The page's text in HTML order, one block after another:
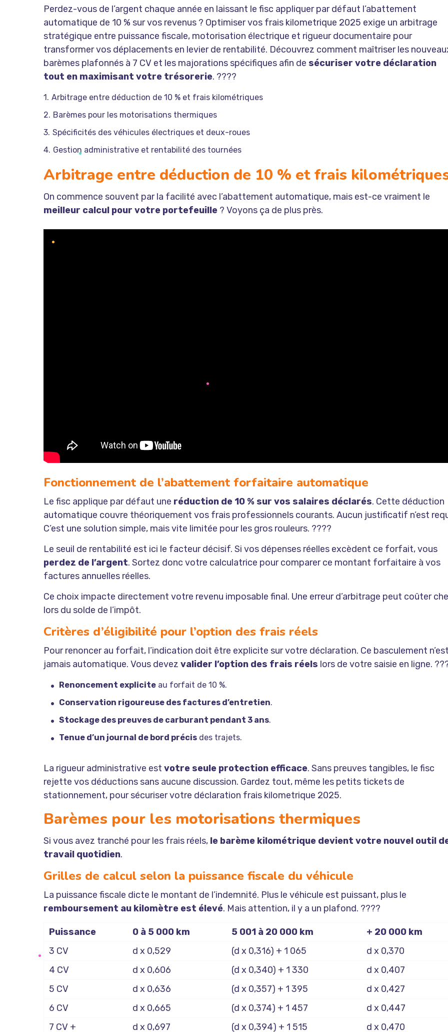
Perdez-vous de l’argent chaque année en laissant le fisc appliquer par défaut l’abattement
automatique de 10 % sur vos revenus ? Optimiser vos frais kilometrique 2025 exige un arbitrage
stratégique entre puissance fiscale, motorisation électrique et rigueur documentaire pour
transformer vos déplacements en levier de rentabilité. Découvrez comment maîtriser les
barèmes plafonnés à 7 CV et les majorations spécifiques afin de sécuriser votre déclaration
tout en maximisant votre trésorerie. ????
Arbitrage entre déduction de 10 % et frais kilométriques
Barèmes pour les motorisations thermiques
Spécificités des véhicules électriques et deux-roues
Gestion administrative et rentabilité des tournées
Arbitrage entre déduction de 10 % et frais
On commence souvent par la facilité avec l’abattement automatique, mais est-ce vraiment le
meilleur calcul pour votre portefeuille ? Voyons ça de plus près.
Fonctionnement de l’abattement forfaitaire automatique
Le fisc applique par défaut une réduction de 10 % sur vos salaires déclarés. Cette déduction
automatique couvre théoriquement vos frais professionnels courants. Aucun justificatif n’est
C’est une solution simple, mais vite limitée pour les gros rouleurs. ????
Le seuil de rentabilité est ici le facteur décisif. Si vos dépenses réelles excèdent ce forfait, vous
perdez de l’argent. Sortez donc votre calculatrice pour comparer ce montant forfaitaire à vos
factures annuelles réelles.
Ce choix impacte directement votre revenu imposable final. Une erreur d’arbitrage peut coûter
lors du solde de l’impôt.
Critères d’éligibilité pour l’option des frais réels
Pour renoncer au forfait, l’indication doit être explicite sur votre déclaration. Ce basculement
jamais automatique. Vous devez valider l’option des frais réels lors de votre saisie en ligne.
Renoncement explicite au forfait de 10 %.
Conservation rigoureuse des factures d’entretien.
Stockage des preuves de carburant pendant 3 ans.
Tenue d’un journal de bord précis des trajets.
La rigueur administrative est votre seule protection efficace. Sans preuves tangibles, le fisc
rejette vos déductions sans aucune discussion. Gardez tout, même les petits tickets de
stationnement, pour sécuriser votre déclaration frais kilometrique 2025.
Barèmes pour les motorisations thermiques
Si vous avez tranché pour les frais réels, le barème kilométrique devient votre nouvel outil
travail quotidien.
Grilles de calcul selon la puissance fiscale du véhicule
La puissance fiscale dicte le montant de l’indemnité. Plus le véhicule est puissant, plus le
remboursement au kilomètre est élevé. Mais attention, il y a un plafond. ????
Puissance 0 à 5 000 km 5 001 à 20 000 km
+ 20 000 km
3 CV
d x 0,529 (d x 0,316) + 1 065
d x 0,370
4 CV
d x 0,606 (d x 0,340) + 1 330
d x 0,407
5 CV
d x 0,636 (d x 0,357) + 1 395
d x 0,427
6 CV
d x 0,665 (d x 0,374) + 1 457
d x 0,447
7 CV +
d x 0,697 (d x 0,394) + 1 515 d x 0,470